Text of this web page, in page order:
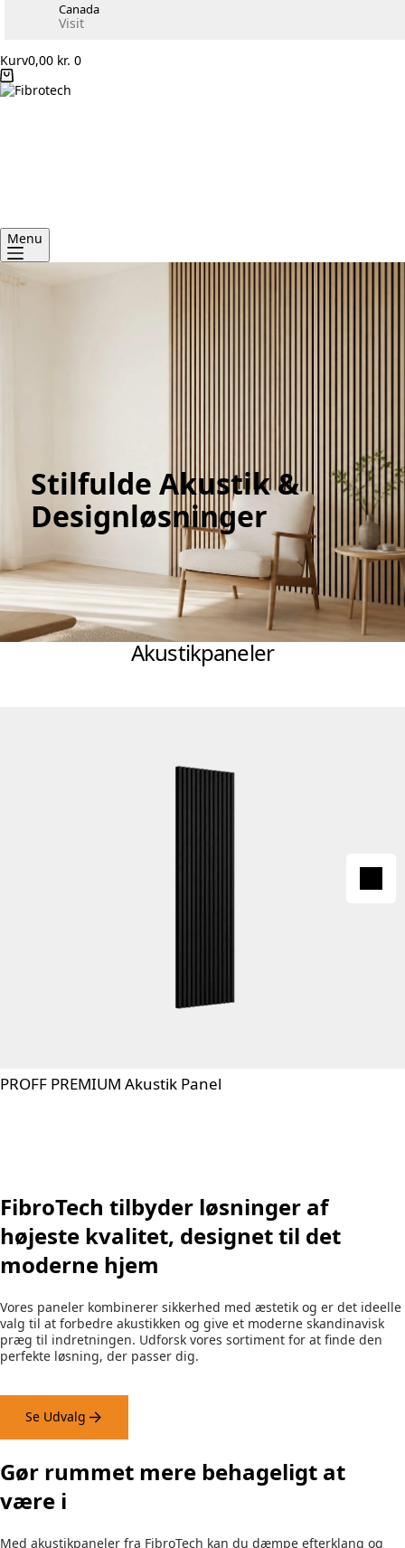
Canada
Visit
Kurv0,00 kr. 0
Menu
Stilfulde Akustik &
Designløsninger
Akustikpaneler
PROFF PREMIUM Akustik Panel
FibroTech tilbyder løsninger af
højeste kvalitet, designet til det
moderne hjem
Vores paneler kombinerer sikkerhed med æstetik og er det ideelle
valg til at forbedre akustikken og give et moderne skandinavisk
præg til indretningen. Udforsk vores sortiment for at finde den
perfekte løsning, der passer dig.
Se Udvalg
Gør rummet mere behageligt at
være i
Med akustikpaneler fra FibroTech kan du dæmpe efterklang og